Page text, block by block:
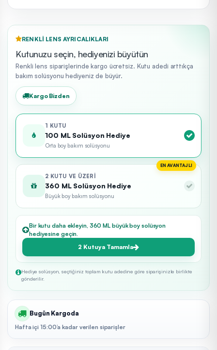
RENKLI LENS AYRICALIKLARI
Kutunuzu seçin, hediyenizi büyütün
Renkli lens siparişlerinde kargo ücretsiz. Kutu adedi arttıkça
bakım solüsyonu hediyeniz de büyür.
Kargo Bizden
1 KUTU
100 ML Solüsyon Hediye
Orta boy bakım solüsyonu
EN AVANTAJLI
2 KUTU VE ÜZERI
360 ML Solüsyon Hediye
Büyük boy bakım solüsyonu
Bir kutu daha ekleyin, 360 ML büyük boy solüsyon
hediyesine geçin.
2 Kutuya Tamamla
Hediye solüsyon, seçtiğiniz toplam kutu adedine göre siparişinizle birlikte
gönderilir.
Bugün Kargoda
Hafta içi 15:00’a kadar verilen siparişler